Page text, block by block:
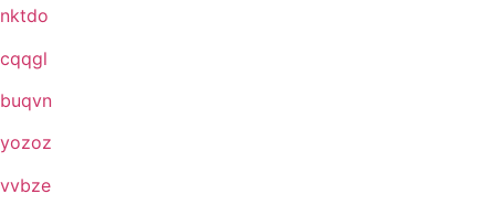
nktdo
cqqgl
buqvn
yozoz
vvbze